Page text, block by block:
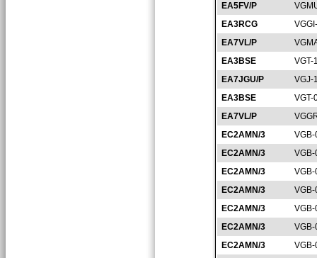
EA5FV/P
EA3RCG
EA7VL/P
EA3BSE
VGT-
EA7JGU/P
VGJ-
EA3BSE
VGT-
EA7VL/P
EC2AMN/3
EC2AMN/3
EC2AMN/3
EC2AMN/3
EC2AMN/3
EC2AMN/3
EC2AMN/3